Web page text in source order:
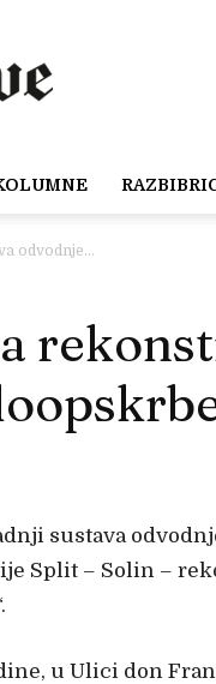
odvodnje...
sustava
Split – Solin –
u Ulici don